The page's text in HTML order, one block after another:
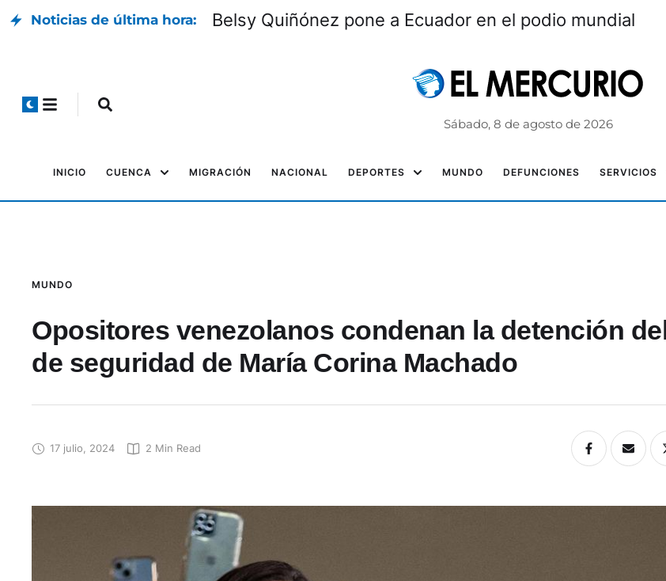
Noticias de última hora: Belsy Quiñónez pone a Ecuador en el podio mundial
Sábado, 8 de agosto de 2026
INICIO CUENCA MIGRACIÓN NACIONAL DEPORTES MUNDO DEFUNCIONES SERVICIOS
MUNDO
Opositores venezolanos condenan la detención
de seguridad de María Corina Machado
17 julio, 2024 2 Min Read